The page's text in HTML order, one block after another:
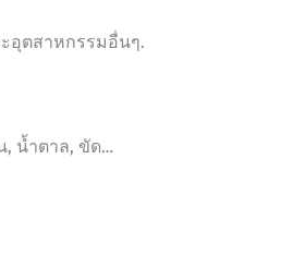
อุตสาหกรรมอื่นๆ.
, น้ำตาล, ขัด…